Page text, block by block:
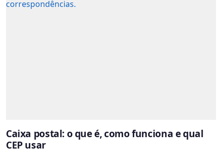
Caixa postal: o que é, como funciona e qual
CEP usar